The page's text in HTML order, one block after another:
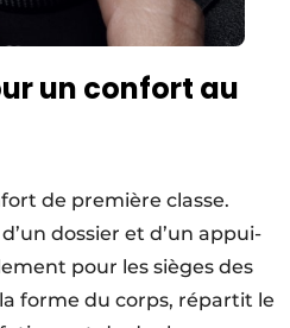
un confort au
de première classe.
dossier et d’un appui-
pour les sièges des
forme du corps, répartit le